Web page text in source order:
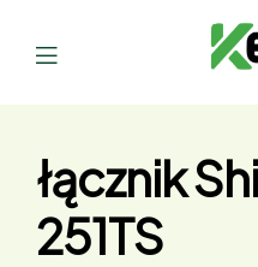
łącznik
251TS